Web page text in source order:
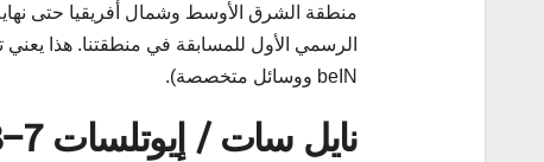
منطقة الشرق الأوسط وشمال أفريقيا حتى نهاية موسم
beIN ووسائل متخصصة).